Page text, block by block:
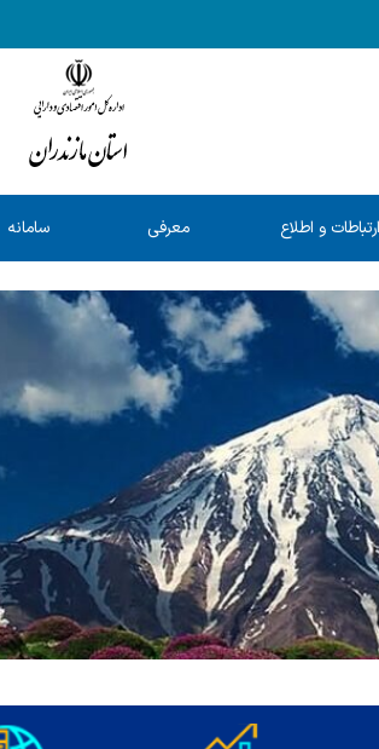
ارتباطات و اطلاع
رسانی
معرفی
خدمات
سامانه
شفافیت